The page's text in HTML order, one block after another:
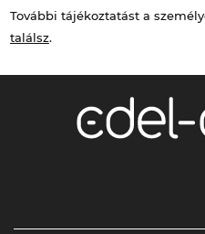
További tájékoztatást a
találsz.